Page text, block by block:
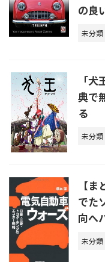
の良
未分類
「
典で
る
未分類
【
でた
向へ
未分類